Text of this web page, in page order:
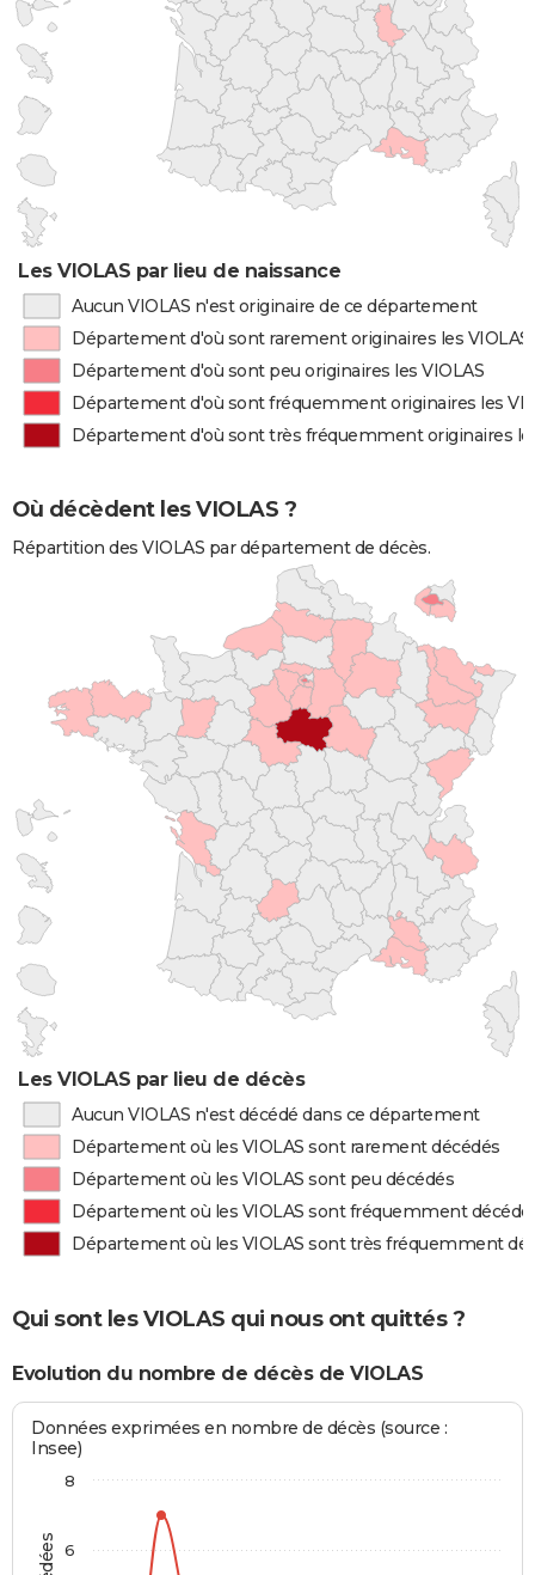
Les VIOLAS par lieu de naissance
Aucun VIOLAS n'est originaire de ce département
Département d'où sont rarement originaires les VIOLAS
Département d'où sont peu originaires les VIOLAS
Département d'où sont fréquemment originaires les
Département d'où sont très fréquemment originaires
Où décèdent les VIOLAS ?
Répartition des VIOLAS par département de décès.
Les VIOLAS par lieu de décès
Aucun VIOLAS n'est décédé dans ce département
Département où les VIOLAS sont rarement décédés
Département où les VIOLAS sont peu décédés
Département où les VIOLAS sont fréquemment
Département où les VIOLAS sont très fréquemment
Qui sont les VIOLAS qui nous ont quittés ?
Evolution du nombre de décès de VIOLAS
Données exprimées en nombre de décès (source :
Insee)
6
8